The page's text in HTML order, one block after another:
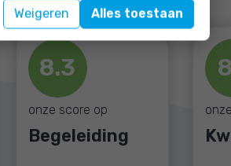
8.3
onze score op
Begeleiding
Weigeren Alles toestaan